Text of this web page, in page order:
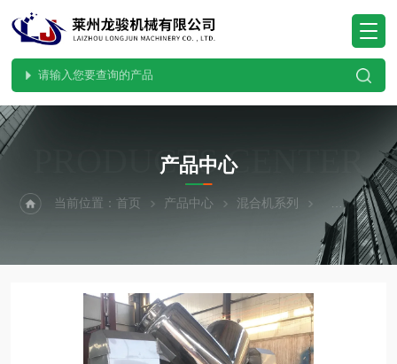
PRODUCTS CENTER
产品中心
当前位置：首页 产品中心 混合机系列 VH型混合机